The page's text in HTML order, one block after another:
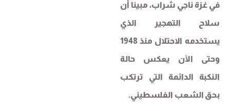
في غزة ناجي شراب، مبينا أن
سلاح التهجير الذي
يستخدمه الاحتلال منذ 1948
وحتى الآن يعكس حالة
النكبة الدائمة التي ترتكب
بحق الشعب الفلسطيني.